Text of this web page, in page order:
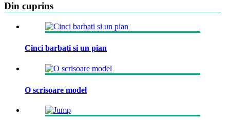
Din cuprins
Cinci barbati si un pian
O scrisoare model